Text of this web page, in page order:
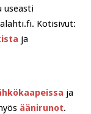
useasti
Kotisivut:
ja
ja
äänirunot.